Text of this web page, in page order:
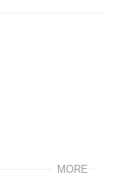
MORE